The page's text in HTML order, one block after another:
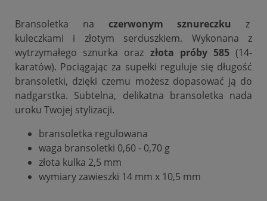
Bransoletka na czerwonym sznureczku z
kuleczkami i złotym serduszkiem.
Wykonana z
wytrzymałego sznurka oraz złota próby 585(14-
karatów). Pociągając za supełki reguluje się długość
bransoletki, dzięki czemu możesz dopasować ją do
nadgarstka. Subtelna, delikatna bransoletka nada
uroku Twojej stylizacji.
bransoletka regulowana
waga bransoletki 0,60 - 0,70 g
złota kulka 2,5 mm
wymiary zawieszki 14 mm x 10,5 mm